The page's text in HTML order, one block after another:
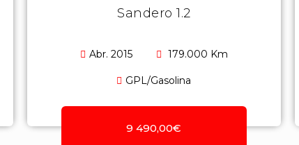
Sandero 1.2
Abr. 2015 179.000 Km
GPL/Gasolina
9 490,00€